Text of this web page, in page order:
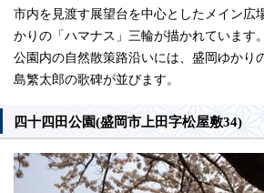
市内を見渡す展望台を中心としたメイン広
かりの「ハマナス」三輪が描かれています。
公園内の自然散策路沿いには、盛岡ゆかり
島繁太郎の歌碑が並びます。
四十四田公園(盛岡市上田字松屋敷34)